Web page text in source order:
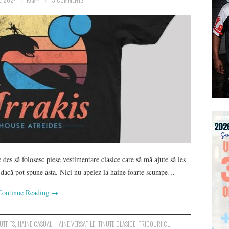
să folosesc piese vestimentare clasice care să mă ajute să ies
pot spune asta. Nici nu apelez la haine foarte scumpe…
Reading →
, HAINE CASUAL, HAINE VERSATILE,TINUTE CLASICE,TRICOURI CU